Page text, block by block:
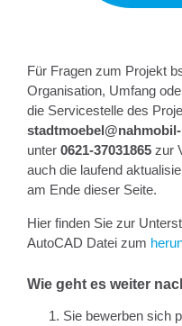
Für Fragen zum Projekt
Organisation, Umfang
die Servicestelle des
unter 0621-37031865 zur
auch die laufend
am Ende dieser Seite.
Hier finden Sie zur
AutoCAD Datei zum
Wie geht es weiter
Sie bewerben sich